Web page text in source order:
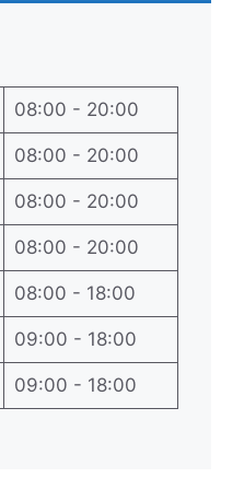
08:00 - 20:00
08:00 - 20:00
08:00 - 20:00
08:00 - 20:00
08:00 - 18:00
09:00 - 18:00
09:00 - 18:00